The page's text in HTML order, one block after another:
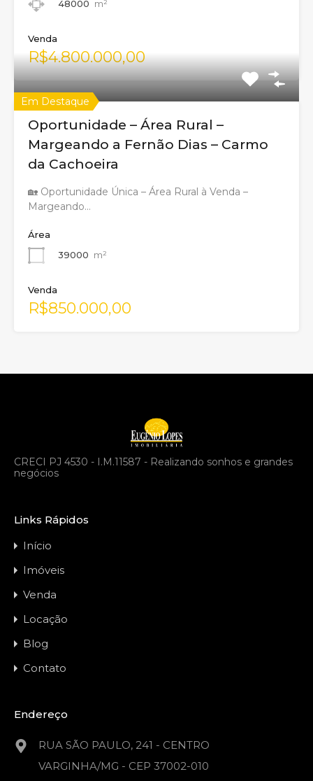
48000 m²
Venda
R$4.800.000,00
Em Destaque
Oportunidade – Área Rural –
Margeando a Fernão Dias – Carmo
da Cachoeira
🏡 Oportunidade Única – Área Rural à Venda –
Margeando…
Área
39000 m²
Venda
R$850.000,00
CRECI PJ 4530 - I.M.11587 - Realizando sonhos e grandes
negócios
Links Rápidos
Início
Imóveis
Venda
Locação
Blog
Contato
Endereço
RUA SÃO PAULO, 241 - CENTRO
VARGINHA/MG - CEP 37002-010